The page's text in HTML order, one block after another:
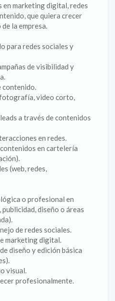
marketing digital, redes
que quiera crecer
la empresa.
para redes sociales y
de visibilidad y
contenido.
video corto,
a través de contenidos
en redes.
en cartelería
(web, redes,
o profesional en
diseño o áreas
de redes sociales.
marketing digital.
diseño y edición básica
visual.
profesionalmente.